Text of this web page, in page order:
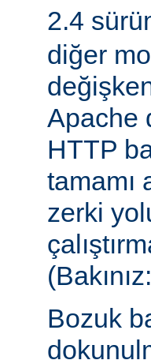
2.4
diğer
Apache
HTTP
tamamı
zerki
(Bakınız:
Bozuk